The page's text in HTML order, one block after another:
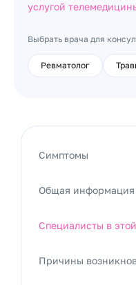
услугой
Выбрать врача для
Ревматолог
Симптомы
Общая информация
Специалисты в
Причины